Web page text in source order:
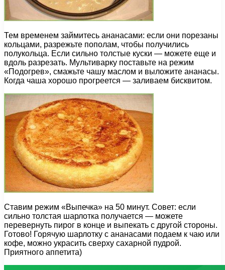
Тем временем займитесь ананасами: если они порезаны
кольцами, разрежьте пополам, чтобы получились
полукольца. Если сильно толстые куски — можете еще и
вдоль разрезать. Мультиварку поставьте на режим
«Подогрев», смажьте чашу маслом и выложите ананасы.
Когда чаша хорошо прогреется — заливаем бисквитом.
Ставим режим «Выпечка» на 50 минут. Совет: если
сильно толстая шарлотка получается — можете
перевернуть пирог в конце и выпекать с другой стороны.
Готово! Горячую шарлотку с ананасами подаем к чаю или
кофе, можно украсить сверху сахарной пудрой.
Приятного аппетита)